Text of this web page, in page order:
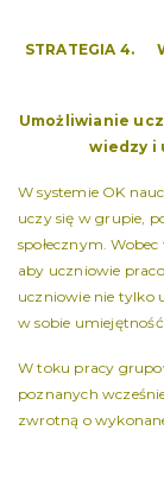
STRATEGIA 4.
Umożliwianie
wiedzy i
W systemie OK
uczy się w grupie,
społecznym.
aby uczniowie
uczniowie nie tylko
w sobie
W toku pracy
poznanych
zwrotną o